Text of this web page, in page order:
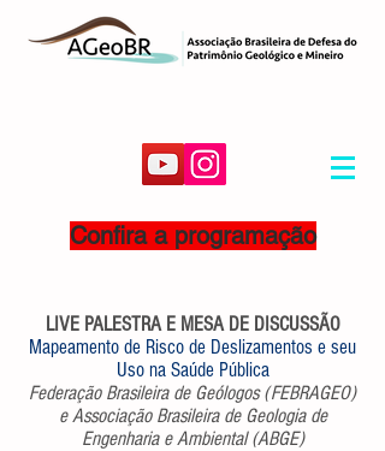
Confira a programação
LIVE PALESTRA E MESA DE DISCUSSÃO
Mapeamento de Risco de Deslizamentos e seu
Uso na Saúde Pública
Federação Brasileira de Geólogos (FEBRAGEO)
e Associação Brasileira de Geologia de
Engenharia e Ambiental (ABGE)